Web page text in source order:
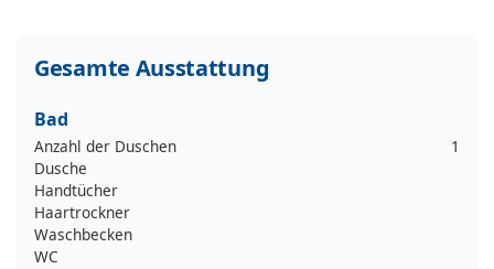
Gesamte Ausstattung
Bad
Anzahl der Duschen
1
Dusche
Handtücher
Haartrockner
Waschbecken
WC